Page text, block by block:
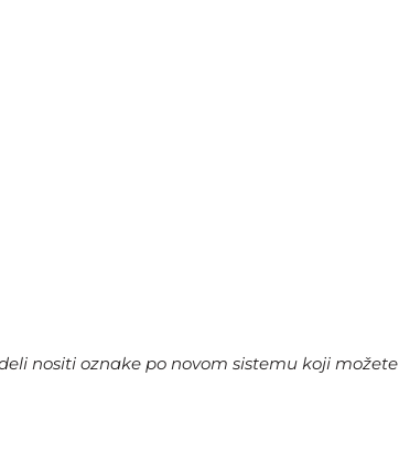
nositi oznake po novom sistemu koji možete